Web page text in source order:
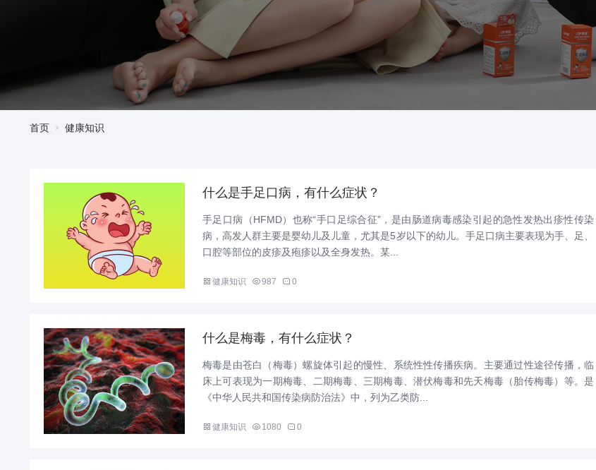
首页 健康知识
什么是手足口病，有什么症状？
手足口病（HFMD）也称“手口足综合征”，是由肠道病毒感染引起的急性发热出疹性传染
病，高发人群主要是婴幼儿及儿童，尤其是5岁以下的幼儿。手足口病主要表现为手、足、
口腔等部位的皮疹及疱疹以及全身发热。某...
健康知识 987 0
什么是梅毒，有什么症状？
梅毒是由苍白（梅毒）螺旋体引起的慢性、系统性性传播疾病。主要通过性途径传播，临
床上可表现为一期梅毒、二期梅毒、三期梅毒、潜伏梅毒和先天梅毒（胎传梅毒）等。是
《中华人民共和国传染病防治法》中，列为乙类防...
健康知识 1080 0